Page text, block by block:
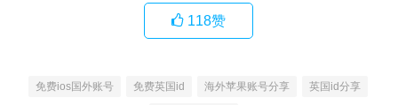
118赞
免费ios国外账号 免费英国id 海外苹果账号分享 英国id分享